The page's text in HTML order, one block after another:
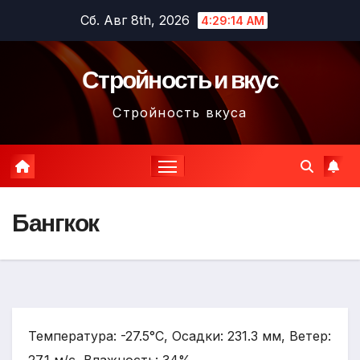
содержимому
Сб. Авг 8th, 2026 4:29:15 AM
Стройность и вкус
Стройность вкуса
Бангкок
Температура: -27.5°C, Осадки: 231.3 мм, Ветер: